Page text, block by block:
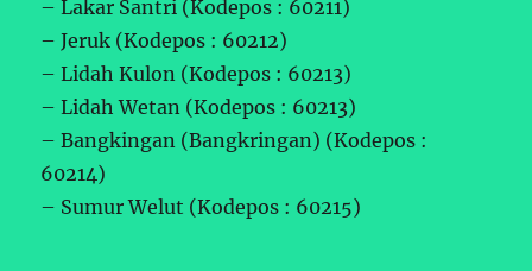
– Lakar Santri (Kodepos : 60211)
– Jeruk (Kodepos : 60212)
– Lidah Kulon (Kodepos : 60213)
– Lidah Wetan (Kodepos : 60213)
– Bangkingan (Bangkringan) (Kodepos :
60214)
– Sumur Welut (Kodepos : 60215)